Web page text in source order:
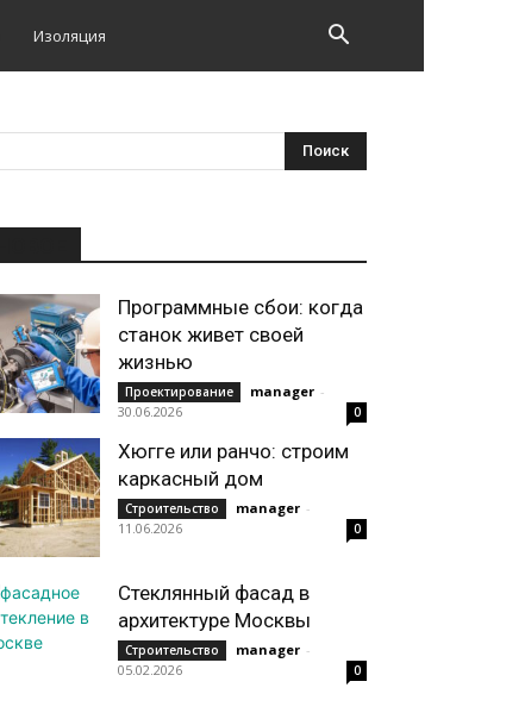
Изоляция
Программные сбои: когда
станок живет своей
жизнью
Проектирование manager -
30.06.2026
0
Хюгге или ранчо: строим
каркасный дом
Строительство manager -
11.06.2026
0
Стеклянный фасад в
архитектуре Москвы
Строительство manager -
05.02.2026
0